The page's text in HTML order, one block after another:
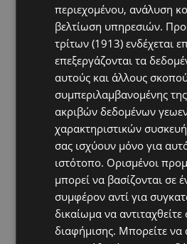
περιεχομένου, ανάλυση
βελτίωση υπηρεσιών.
τρίτων (1913) ενδέχεται
επεξεργάζονται τα
αυτούς και άλλους
συμπεριλαμβανομένης
ακριβών δεδομένων
χαρακτηριστικών
σας ισχύουν μόνο για
ιστότοπο. Ορισμένοι
μπορεί να βασίζονται σε
συμφέρον αντί για
δικαίωμα να αντιταχθείτε
διαφήμισης. Μπορείτε να